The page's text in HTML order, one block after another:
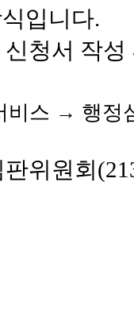
입니다.
청서 작
비스 → 행
위원회